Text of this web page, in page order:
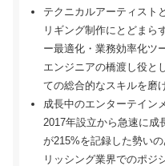
テクニカルアーティスト
リギング制作にとどまら
ー最適化・業務効率化ツ
エンジニアの橋渡し役と
ての総合的なスキルを磨
成長中のエンターテイン
2017年設立から急速に成
が215%を記録した勢い
リッシング業界でのポジ